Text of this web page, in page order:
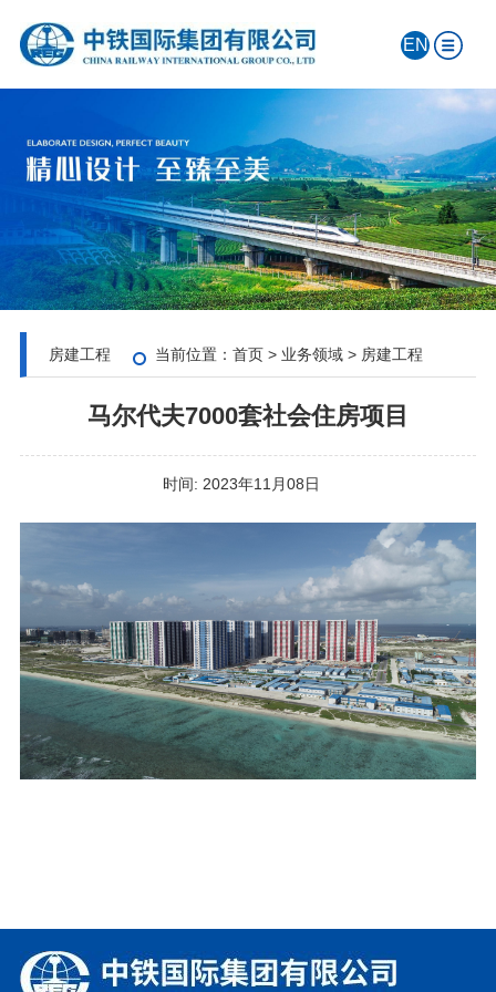
EN
房建工程 当前位置： 首页> 业务领域> 房建工程
马尔代夫7000套社会住房项目
时间: 2023年11月08日